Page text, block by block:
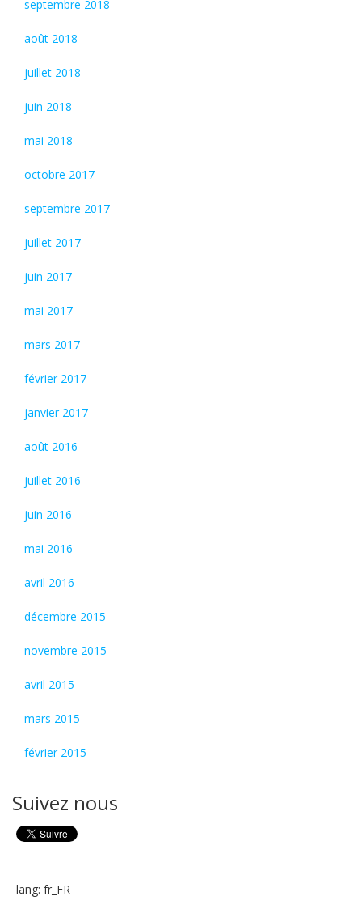
septembre 2018
août 2018
juillet 2018
juin 2018
mai 2018
octobre 2017
septembre 2017
juillet 2017
juin 2017
mai 2017
mars 2017
février 2017
janvier 2017
août 2016
juillet 2016
juin 2016
mai 2016
avril 2016
décembre 2015
novembre 2015
avril 2015
mars 2015
février 2015
Suivez nous
lang: fr_FR